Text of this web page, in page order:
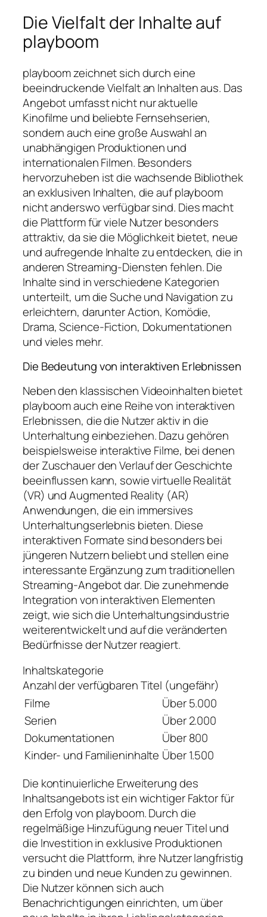
Die Vielfalt der Inhalte auf
playboom
playboom zeichnet sich durch eine
beeindruckende Vielfalt an Inhalten aus. Das
Angebot umfasst nicht nur aktuelle
Kinofilme und beliebte Fernsehserien,
sondern auch eine große Auswahl an
unabhängigen Produktionen und
internationalen Filmen. Besonders
hervorzuheben ist die wachsende Bibliothek
an exklusiven Inhalten, die auf playboom
nicht anderswo verfügbar sind. Dies macht
die Plattform für viele Nutzer besonders
attraktiv, da sie die Möglichkeit bietet, neue
und aufregende Inhalte zu entdecken, die in
anderen Streaming-Diensten fehlen. Die
Inhalte sind in verschiedene Kategorien
unterteilt, um die Suche und Navigation zu
erleichtern, darunter Action, Komödie,
Drama, Science-Fiction, Dokumentationen
und vieles mehr.
Die Bedeutung von interaktiven Erlebnissen
Neben den klassischen Videoinhalten bietet
playboom auch eine Reihe von interaktiven
Erlebnissen, die die Nutzer aktiv in die
Unterhaltung einbeziehen. Dazu gehören
beispielsweise interaktive Filme, bei denen
der Zuschauer den Verlauf der Geschichte
beeinflussen kann, sowie virtuelle Realität
(VR) und Augmented Reality (AR)
Anwendungen, die ein immersives
Unterhaltungserlebnis bieten. Diese
interaktiven Formate sind besonders bei
jüngeren Nutzern beliebt und stellen eine
interessante Ergänzung zum traditionellen
Streaming-Angebot dar. Die zunehmende
Integration von interaktiven Elementen
zeigt, wie sich die Unterhaltungsindustrie
weiterentwickelt und auf die veränderten
Bedürfnisse der Nutzer reagiert.
Inhaltskategorie
Anzahl der verfügbaren Titel (ungefähr)
Filme
Über 5.000
Serien
Über 2.000
Dokumentationen
Über 800
Kinder- und Familieninhalte Über 1.500
Die kontinuierliche Erweiterung des
Inhaltsangebots ist ein wichtiger Faktor für
den Erfolg von playboom. Durch die
regelmäßige Hinzufügung neuer Titel und
die Investition in exklusive Produktionen
versucht die Plattform, ihre Nutzer langfristig
zu binden und neue Kunden zu gewinnen.
Die Nutzer können sich auch
Benachrichtigungen einrichten, um über